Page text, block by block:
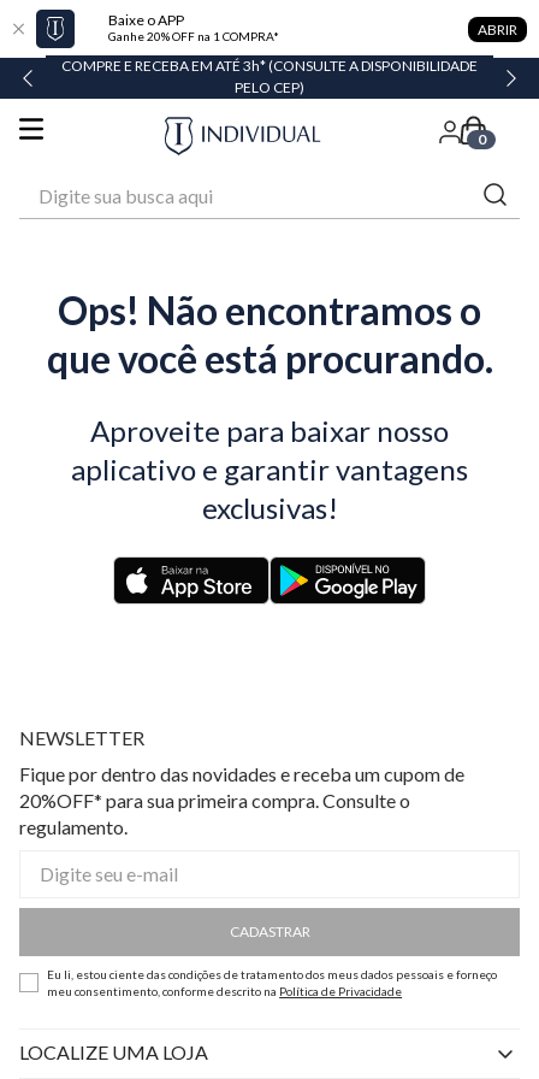
Baixe o APP
Ganhe 20% OFF na 1 COMPRA* ABRIR
COMPRE E RECEBA EM ATÉ 3h* (CONSULTE A DISPONIBILIDADE
PELO CEP)
0
Ops! Não encontramos o
que você está procurando.
Aproveite para baixar nosso
aplicativo e garantir vantagens
exclusivas!
NEWSLETTER
Fique por dentro das novidades e receba um cupom de
20%OFF* para sua primeira compra. Consulte o
regulamento.
CADASTRAR
Eu li, estou ciente das condições de tratamento dos meus dados pessoais e forneço
meu consentimento, conforme descrito na Política de Privacidade
LOCALIZE UMA LOJA